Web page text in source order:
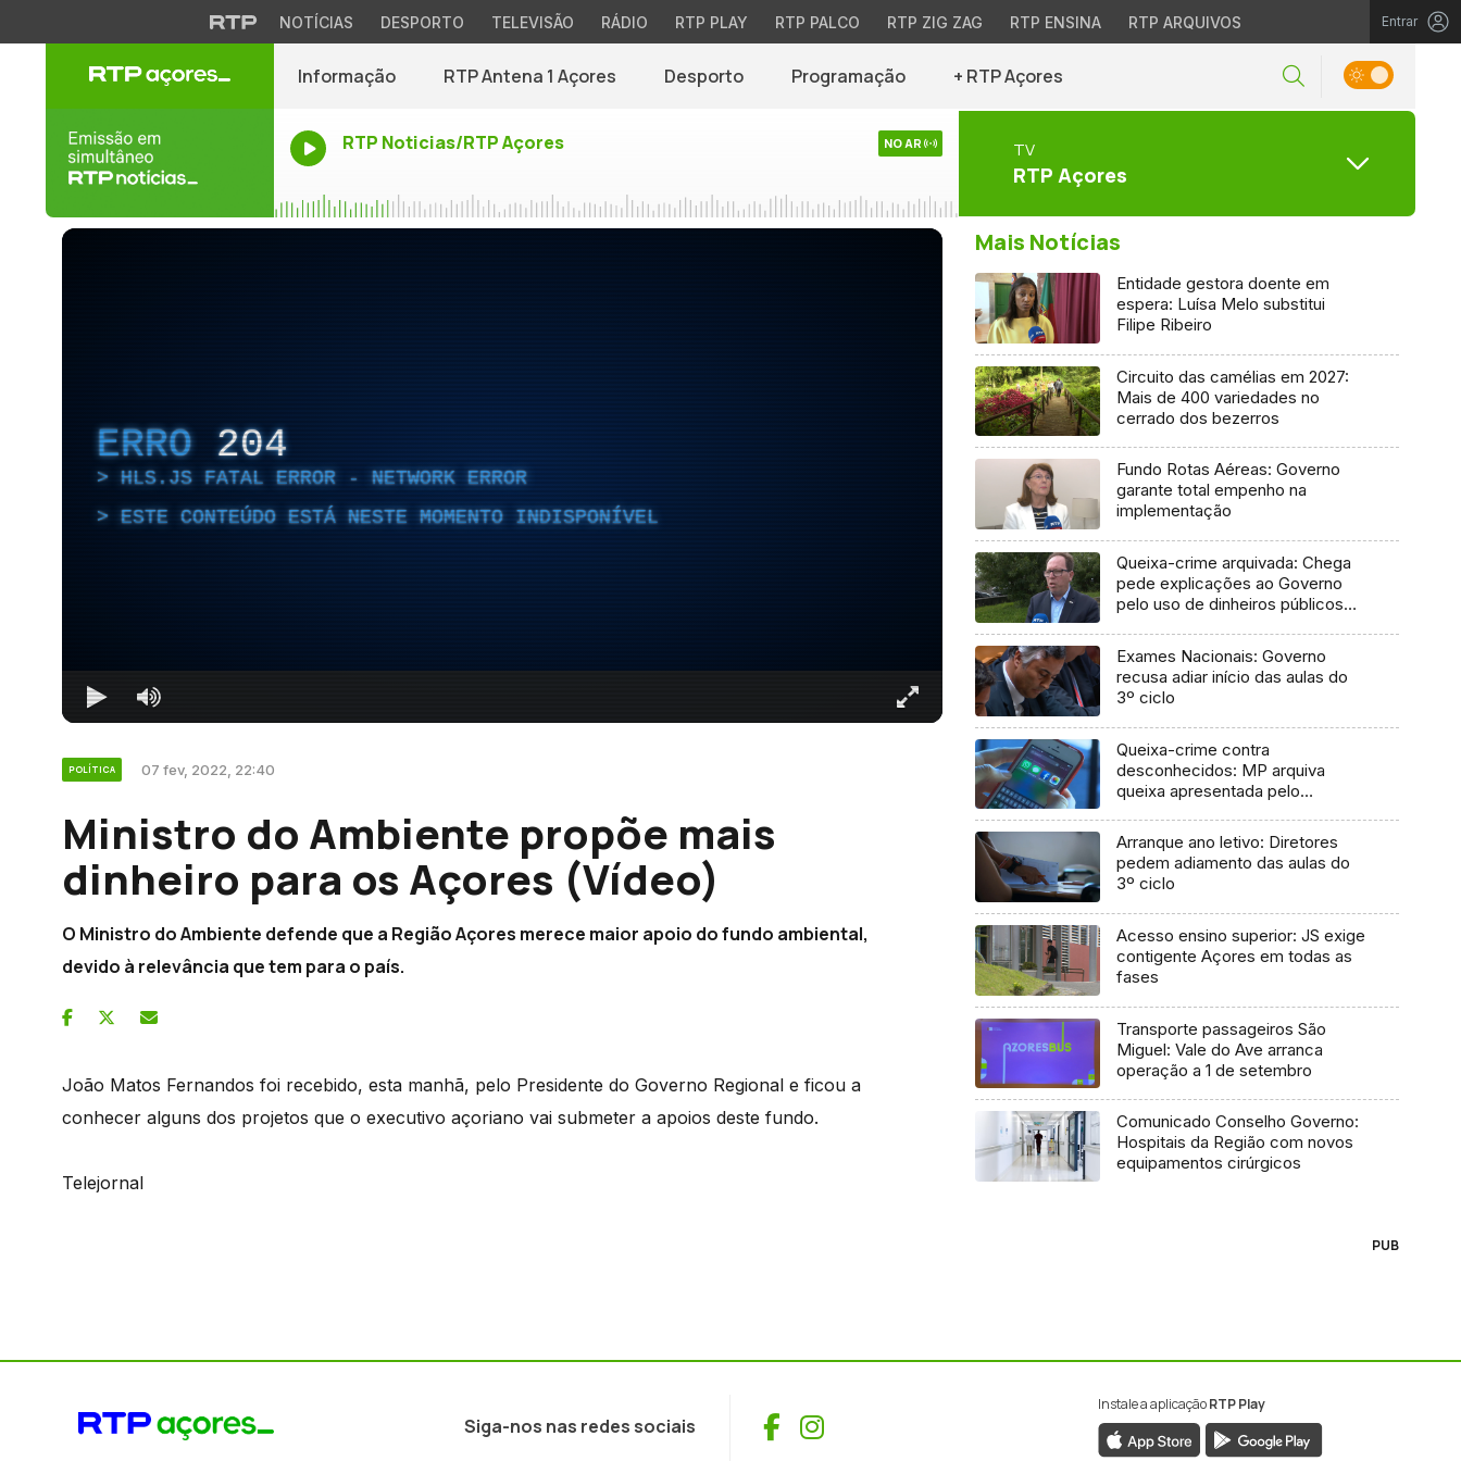
NOTÍCIAS DESPORTO TELEVISÃO RÁDIO RTP PLAY RTP PALCO RTP ZIG ZAG RTP ENSINA RTP ARQUIVOS Entrar
Informação RTP Antena 1 Açores Desporto Programação + RTP Açores
RTP Noticias/RTP Açores NO AR TV
RTP Açores
ERRO 204
HLS.JS FATAL ERROR - NETWORK ERROR
ESTE CONTEÚDO ESTÁ NESTE MOMENTO INDISPONÍVEL
POLÍTICA 07 fev, 2022, 22:40
Ministro do Ambiente propõe mais
dinheiro para os Açores (Vídeo)
O Ministro do Ambiente defende que a Região Açores merece maior apoio do fundo ambiental,
devido à relevância que tem para o país.
João Matos Fernandos foi recebido, esta manhã, pelo Presidente do Governo Regional e ficou a
conhecer alguns dos projetos que o executivo açoriano vai submeter a apoios deste fundo.
Telejornal
Mais Notícias
Entidade gestora doente em
espera: Luísa Melo substitui
Filipe Ribeiro
Circuito das camélias em 2027:
Mais de 400 variedades no
cerrado dos bezerros
Fundo Rotas Aéreas: Governo
garante total empenho na
implementação
Queixa-crime arquivada: Chega
pede explicações ao Governo
pelo uso de dinheiros públicos
Exames Nacionais: Governo
recusa adiar início das aulas do
3º ciclo
Queixa-crime contra
desconhecidos: MP arquiva
queixa apresentada pelo
Arranque ano letivo: Diretores
pedem adiamento das aulas do
3º ciclo
Acesso ensino superior: JS exige
contigente Açores em todas as
fases
Transporte passageiros São
Miguel: Vale do Ave arranca
operação a 1 de setembro
Comunicado Conselho Governo:
Hospitais da Região com novos
equipamentos cirúrgicos
PUB
Siga-nos nas redes sociais Facebook
Instagram
Instale a aplicaçãoRTP Play